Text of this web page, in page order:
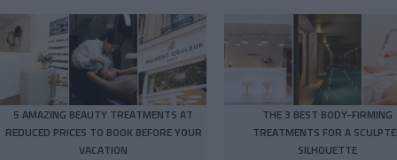
5 AMAZING BEAUTY TREATMENTS AT
REDUCED PRICES TO BOOK BEFORE YOUR
VACATION
THE 3 BEST BODY-FIRMING
TREATMENTS FOR A
SILHOUETTE